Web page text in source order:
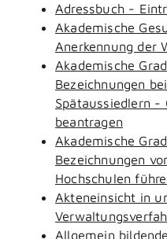
Adressbuch -
Akademische
Anerkennung der
Akademische
Bezeichnungen
Spätaussiedlern -
beantragen
Akademische
Bezeichnungen
Hochschulen
Akteneinsicht in
Allgemein